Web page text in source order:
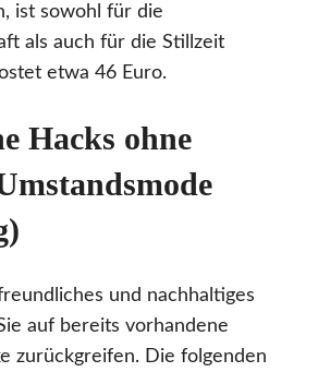
ist sowohl für die
als auch für die Stillzeit
etwa 46 Euro.
Hacks ohne
und nachhaltiges
auf bereits vorhandene
zurückgreifen. Die folgenden